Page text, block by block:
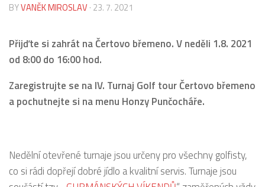
BYVANĚK MIROSLAV · 23. 7. 2021
Přijďte si zahrát na Čertovo břemeno. V neděli 1.8. 2021
od 8:00 do 16:00 hod.
Zaregistrujte se na IV. Turnaj Golf tour Čertovo břemeno
a pochutnejte si na menu Honzy Punčocháře.
Nedělní otevřené turnaje jsou určeny pro všechny golfisty,
co si rádi dopřejí dobré jídlo a kvalitní servis. Turnaje jsou